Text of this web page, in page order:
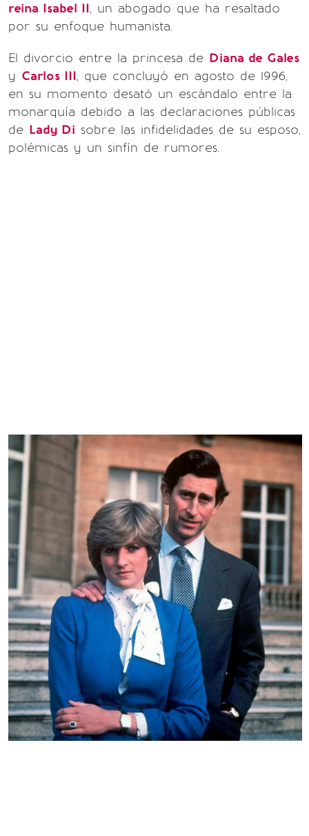
reina Isabel II, un abogado que ha resaltado
por su enfoque humanista.
El divorcio entre la princesa de Diana de Gales
y Carlos III, que concluyó en agosto de 1996,
en su momento desató un escándalo entre la
monarquía debido a las declaraciones públicas
de Lady Di sobre las infidelidades de su esposo,
polémicas y un sinfín de rumores.